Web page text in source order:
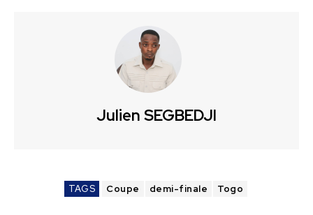
Julien SEGBEDJI
TAGS Coupe demi-finale Togo